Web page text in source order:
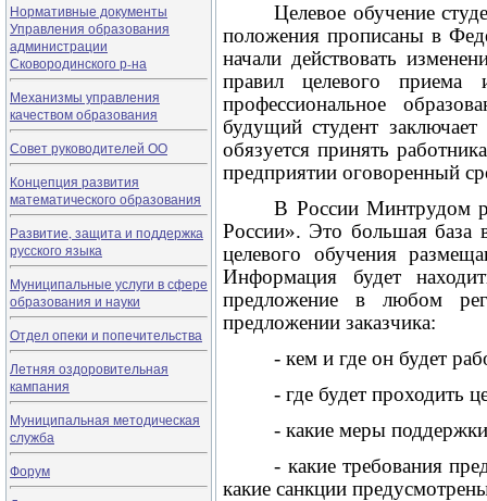
Нормативные документы
Управления образования
администрации
Сковородинского р-на
Механизмы управления
качеством образования
Совет руководителей ОО
Концепция развития
математического образования
Развитие, защита и поддержка
русского языка
Муниципальные услуги в сфере
образования и науки
Отдел опеки и попечительства
Летняя оздоровительная
кампания
Муниципальная методическая
служба
Форум
Целевое обучение
положения прописаны в
начали действовать
правил целевого
профессиональное
будущий студент
обязуется принять
предприятии оговоренный
В России Минтрудом
России». Это большая база
целевого обучения
Информация будет
предложение в любом
предложении заказчика:
- кем и где он будет
- где будет проходить
- какие меры
- какие требования
какие санкции